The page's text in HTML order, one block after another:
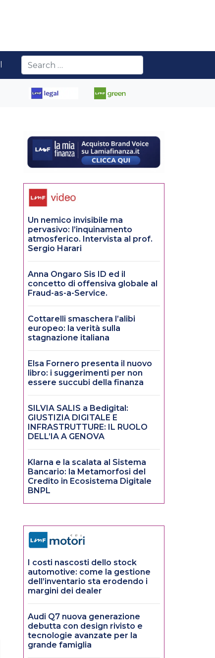
Un nemico invisibile ma
pervasivo: l’inquinamento
atmosferico. Intervista al prof.
Sergio Harari
Anna Ongaro Sis ID ed il
concetto di offensiva globale al
Fraud-as-a-Service.
Cottarelli smaschera l’alibi
europeo: la verità sulla
stagnazione italiana
Elsa Fornero presenta il nuovo
libro: i suggerimenti per non
essere succubi della finanza
SILVIA SALIS a Bedigital:
GIUSTIZIA DIGITALE E
INFRASTRUTTURE: IL RUOLO
DELL’IA A GENOVA
Klarna e la scalata al Sistema
Bancario: la Metamorfosi del
Credito in Ecosistema Digitale
BNPL
I costi nascosti dello stock
automotive: come la gestione
dell’inventario sta erodendo i
margini dei dealer
Audi Q7 nuova generazione
debutta con design rivisto e
tecnologie avanzate per la
grande famiglia